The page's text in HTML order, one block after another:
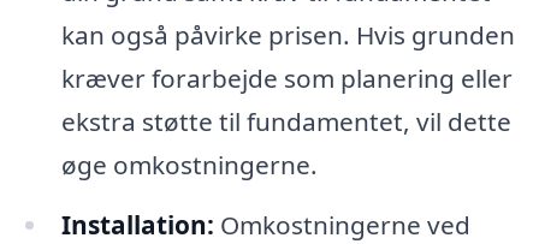
kan også påvirke prisen. Hvis grunden
kræver forarbejde som planering eller
ekstra støtte til fundamentet, vil dette
øge omkostningerne.
Installation: Omkostningerne ved